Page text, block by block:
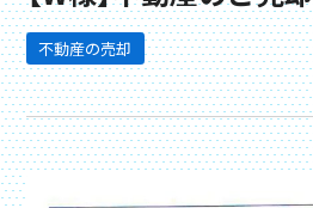
不動産の売却